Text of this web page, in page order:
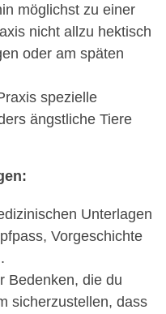
möglichst zu einer
nicht allzu hektisch
oder am späten
spezielle
ängstliche Tiere
Unterlagen
Vorgeschichte
Bedenken, die du
sicherzustellen, dass